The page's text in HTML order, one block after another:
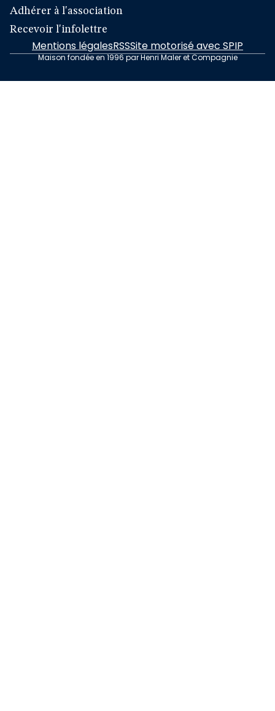
Adhérer à l'association
Recevoir l'infolettre
Mentions légalesRSSSite motorisé avec SPIP
Maison fondée en 1996 par Henri Maler et Compagnie